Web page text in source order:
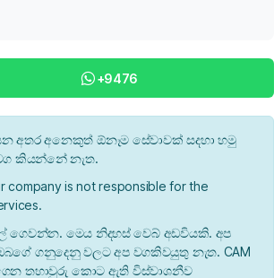
+9476
අතර අනෙකුත් ඕනෑම සේවාවක් සදහා හමු
කියන්නේ නැත.
company is not responsible for the
ගෙවන්න. මෙය නිදහස් වෙබ් අඩවියකි. අප
ගනුදෙනු වලට අප වගකිවයුතු නැත. CAM
තහාවුරු කොට ඇති විස්වාශනීව